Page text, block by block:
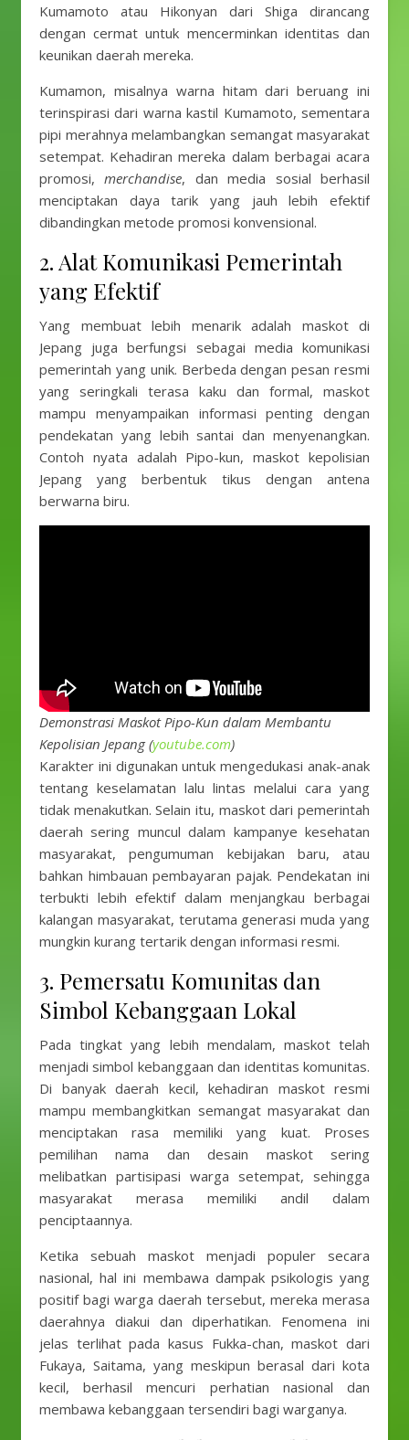
Kumamoto atau Hikonyan dari Shiga dirancang
dengan cermat untuk mencerminkan identitas dan
keunikan daerah mereka.
Kumamon, misalnya warna hitam dari beruang ini
terinspirasi dari warna kastil Kumamoto, sementara
pipi merahnya melambangkan semangat masyarakat
setempat. Kehadiran mereka dalam berbagai acara
promosi,merchandise, dan media sosial berhasil
menciptakan daya tarik yang jauh lebih efektif
dibandingkan metode promosi konvensional.
2. Alat Komunikasi Pemerintah
yang Efektif
Yang membuat lebih menarik adalah maskot di
Jepang juga berfungsi sebagai media komunikasi
pemerintah yang unik. Berbeda dengan pesan resmi
yang seringkali terasa kaku dan formal, maskot
mampu menyampaikan informasi penting dengan
pendekatan yang lebih santai dan menyenangkan.
Contoh nyata adalah Pipo-kun, maskot kepolisian
Jepang yang berbentuk tikus dengan antena
berwarna biru.
Demonstrasi Maskot Pipo-Kun dalam Membantu
Kepolisian Jepang (youtube.com)
Karakter ini digunakan untuk mengedukasi anak-anak
tentang keselamatan lalu lintas melalui cara yang
tidak menakutkan. Selain itu, maskot dari pemerintah
daerah sering muncul dalam kampanye kesehatan
masyarakat, pengumuman kebijakan baru, atau
bahkan himbauan pembayaran pajak. Pendekatan ini
terbukti lebih efektif dalam menjangkau berbagai
kalangan masyarakat, terutama generasi muda yang
mungkin kurang tertarik dengan informasi resmi.
3. Pemersatu Komunitas dan
Simbol Kebanggaan Lokal
Pada tingkat yang lebih mendalam, maskot telah
menjadi simbol kebanggaan dan identitas komunitas.
Di banyak daerah kecil, kehadiran maskot resmi
mampu membangkitkan semangat masyarakat dan
menciptakan rasa memiliki yang kuat. Proses
pemilihan nama dan desain maskot sering
melibatkan partisipasi warga setempat, sehingga
masyarakat merasa memiliki andil dalam
penciptaannya.
Ketika sebuah maskot menjadi populer secara
nasional, hal ini membawa dampak psikologis yang
positif bagi warga daerah tersebut, mereka merasa
daerahnya diakui dan diperhatikan. Fenomena ini
jelas terlihat pada kasus Fukka-chan, maskot dari
Fukaya, Saitama, yang meskipun berasal dari kota
kecil, berhasil mencuri perhatian nasional dan
membawa kebanggaan tersendiri bagi warganya.